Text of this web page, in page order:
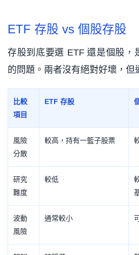
ETF 存股 vs 個股存股
存股到底要選 ETF 還是個股，
的問題。兩者沒有絕對好壞，但
比較
項目
ETF 存股
風險
分散
較高，持有一籃子股票
研究
難度
較低
波動
風險
通常較小